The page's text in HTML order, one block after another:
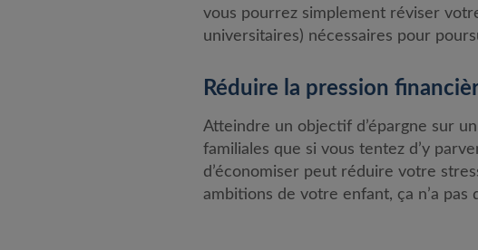
vous pourrez simplement réviser
universitaires) nécessaires pour
Réduire la pression
Atteindre un objectif d’épargne sur
familiales que si vous tentez d’y
d’économiser peut réduire votre
ambitions de votre enfant, ça n’a pas